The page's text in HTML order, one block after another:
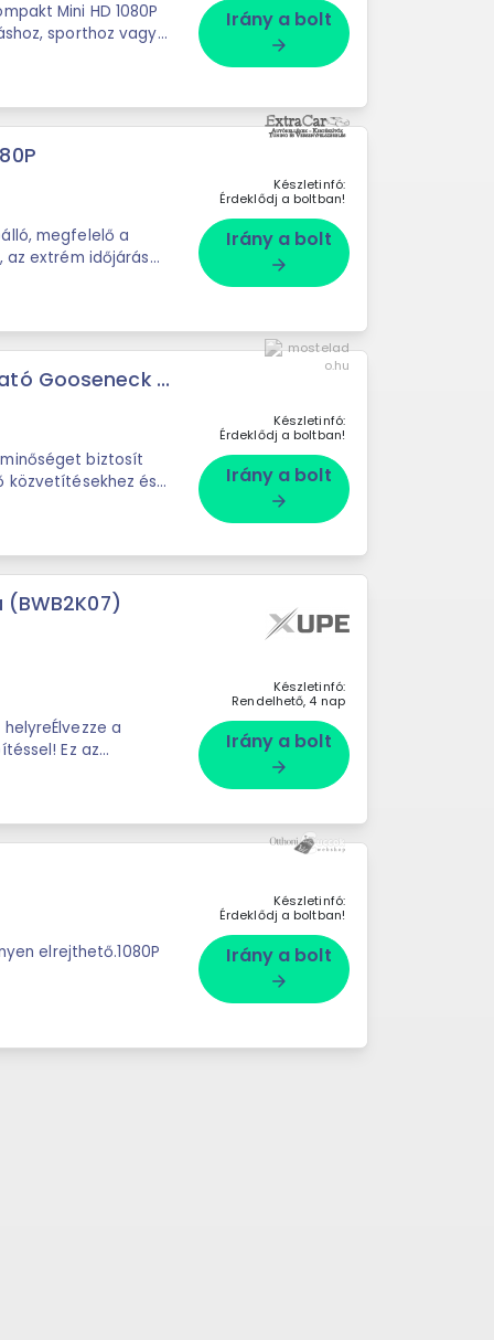
Mini HD 1080P
sporthoz vagy
Irány a bolt
arrow_forward
megfelelő a
extrém időjárás
Készletinfó:
Érdeklődj a boltban!
Irány a bolt
arrow_forward
Gooseneck ...
biztosít
közvetítésekhez és
Készletinfó:
Érdeklődj a boltban!
Irány a bolt
arrow_forward
(BWB2K07)
a
Ez az
Készletinfó:
Rendelhető, 4 nap
Irány a bolt
arrow_forward
elrejthető.1080P
Készletinfó:
Érdeklődj a boltban!
Irány a bolt
arrow_forward